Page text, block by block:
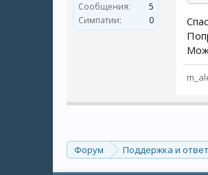
Сообщения:
5
Симпатии:
0
Форум Поддержка и